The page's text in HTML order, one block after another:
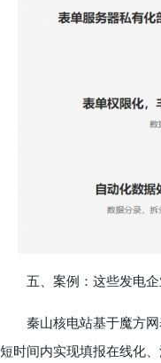
五、案例：这些发电企
秦山核电站基于魔方网
短时间内实现填报在线化